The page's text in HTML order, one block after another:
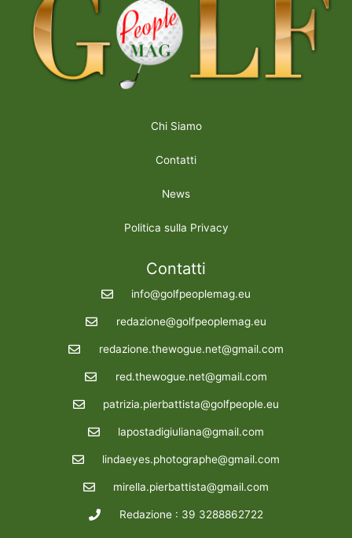
Chi Siamo
Contatti
News
Politica sulla Privacy
Contatti
info@golfpeoplemag.eu
redazione@golfpeoplemag.eu
redazione.thewogue.net@gmail.com
red.thewogue.net@gmail.com
patrizia.pierbattista@golfpeople.eu
lapostadigiuliana@gmail.com
lindaeyes.photographe@gmail.com
mirella.pierbattista@gmail.com
Redazione : 39 3288862722